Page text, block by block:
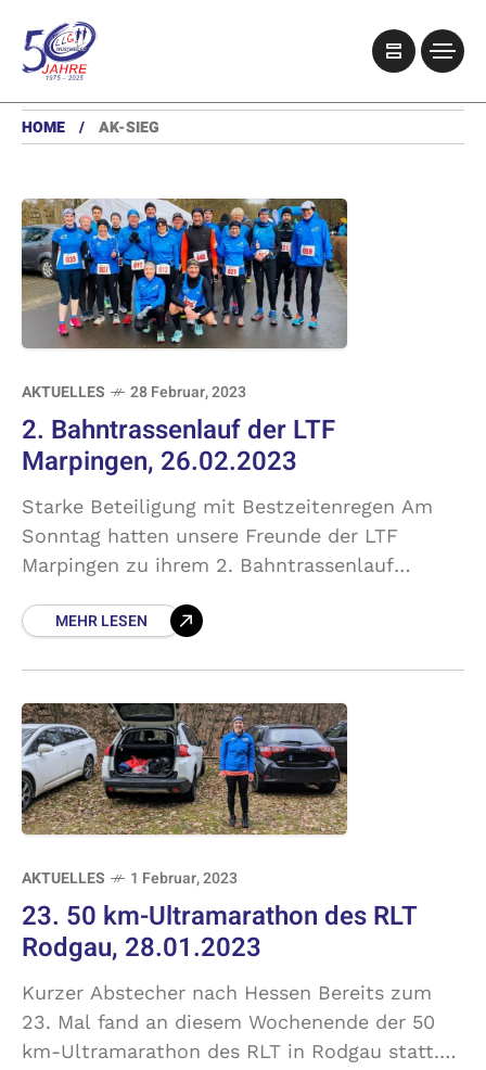
HOME AK-SIEG
AKTUELLES 28 Februar, 2023
2. Bahntrassenlauf der LTF
Marpingen, 26.02.2023
Starke Beteiligung mit Bestzeitenregen Am
Sonntag hatten unsere Freunde der LTF
Marpingen zu ihrem 2. Bahntrassenlauf
gerne gefolgt und waren mit einem starken
MEHR LESEN
AKTUELLES 1 Februar, 2023
23. 50 km-Ultramarathon des RLT
Rodgau, 28.01.2023
Kurzer Abstecher nach Hessen Bereits zum
23. Mal fand an diesem Wochenende der 50
km-Ultramarathon des RLT in Rodgau statt.